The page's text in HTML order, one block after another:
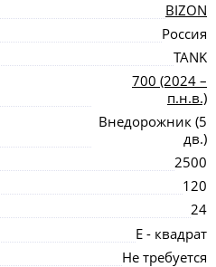
BIZON
Россия
TANK
700 (2024 –
п.н.в.)
Внедорожник (5
дв.)
2500
120
24
Е - квадрат
Не требуется